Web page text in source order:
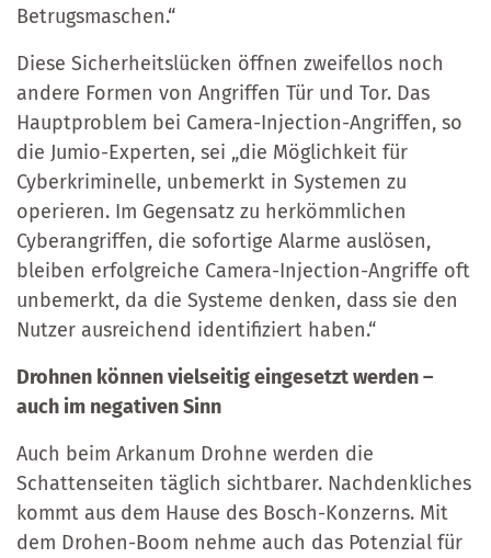
Betrugsmaschen.“
Diese Sicherheitslücken öffnen zweifellos noch
andere Formen von Angriffen Tür und Tor. Das
Hauptproblem bei Camera-Injection-Angriffen, so
die Jumio-Experten, sei „die Möglichkeit für
Cyberkriminelle, unbemerkt in Systemen zu
operieren. Im Gegensatz zu herkömmlichen
Cyberangriffen, die sofortige Alarme auslösen,
bleiben erfolgreiche Camera-Injection-Angriffe oft
unbemerkt, da die Systeme denken, dass sie den
Nutzer ausreichend identifiziert haben.“
Drohnen können vielseitig eingesetzt werden –
auch im negativen Sinn
Auch beim Arkanum Drohne werden die
Schattenseiten täglich sichtbarer. Nachdenkliches
kommt aus dem Hause des Bosch-Konzerns. Mit
dem Drohen-Boom nehme auch das Potenzial für